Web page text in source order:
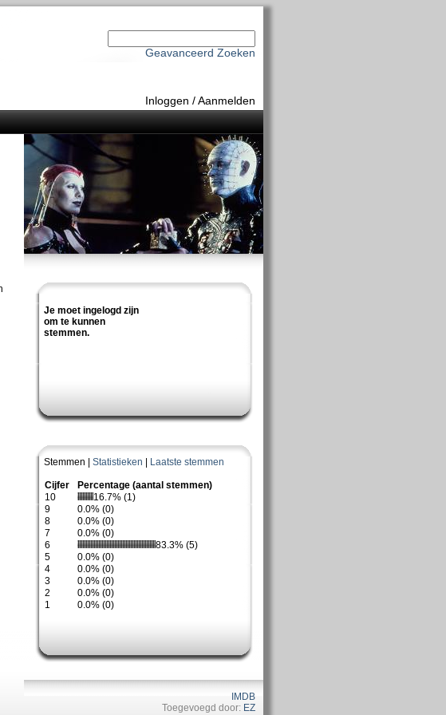
Geavanceerd Zoeken
Inloggen /Aanmelden
Je moet ingelogd zijn
om te kunnen
stemmen.
Stemmen | Statistieken Laatste stemmen
Cijfer
Percentage (aantal stemmen)
10
16.7% (1)
9
0.0% (0)
8
0.0% (0)
7
0.0% (0)
6
83.3% (5)
5
0.0% (0)
4
0.0% (0)
3
0.0% (0)
2
0.0% (0)
1
0.0% (0)
IMDB
Toegevoegd door: EZ